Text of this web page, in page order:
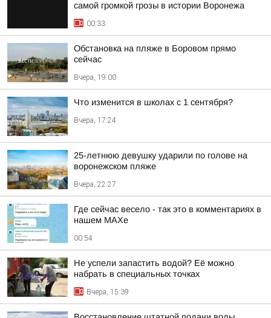
самой громкой грозы в истории Воронежа
00:33
Обстановка на пляже в Боровом прямо
сейчас
Вчера, 19:00
Что изменится в школах с 1 сентября?
Вчера, 17:24
25-летнюю девушку ударили по голове на
воронежском пляже
Вчера, 22:27
Где сейчас весело - так это в комментариях в
нашем МАХе
00:54
Не успели запастить водой? Её можно
набрать в специальных точках
Вчера, 15:39